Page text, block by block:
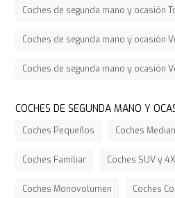
Coches de segunda mano y ocasión
Coches de segunda mano y ocasión
Coches de segunda mano y ocasión
COCHES DE SEGUNDA MANO Y
Coches Pequeños Coches
Coches Familiar Coches SUV y
Coches Monovolumen Coches